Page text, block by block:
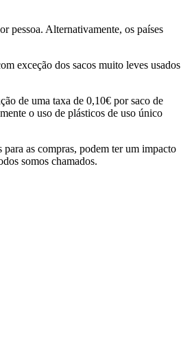
pessoa. Alternativamente, os países
exceção dos sacos muito leves usados
de uma taxa de 0,10€ por saco de
o uso de plásticos de uso único
as compras, podem ter um impacto
somos chamados.